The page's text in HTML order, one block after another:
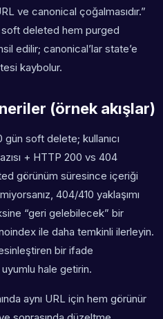
ve canonical çoğalmasıdır.”
soft deleted hem purged
edilir; canonical’lar state’e
kaybolur.
(örnek akışlar)
soft delete; kullanıcı
+ HTTP 200 vs 404
görünüm süresince içeriği
404/410 yaklaşımı
“geri gelebilecek” bir
ile daha temkinli ilerleyin.
bir ifade
uyumlu hale getirin.
aynı URL için hem görünür